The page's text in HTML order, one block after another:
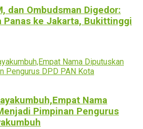
dan Ombudsman Digedor:
Panas ke Jakarta, Bukittinggi
Nama
Pimpinan Pengurus